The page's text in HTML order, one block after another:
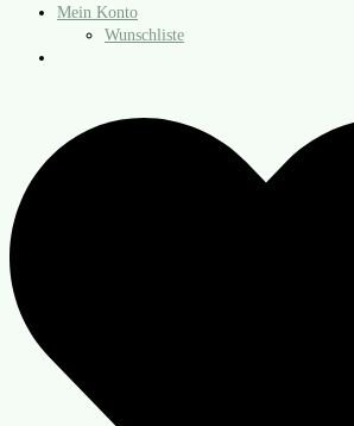
Mein Konto
Wunschliste